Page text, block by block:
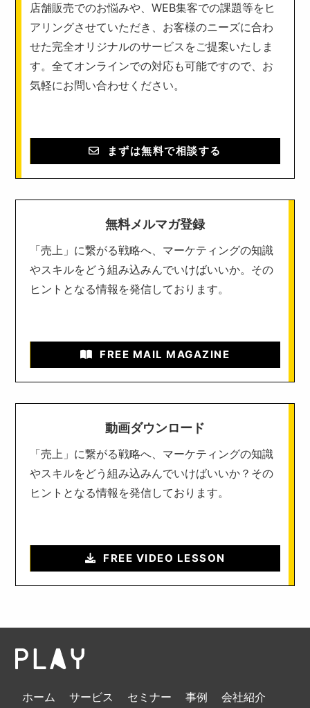
店舗販売でのお悩みや、WEB集客での課題等をヒ
アリングさせていただき、お客様のニーズに合わ
せた完全オリジナルのサービスをご提案いたしま
す。全てオンラインでの対応も可能ですので、お
気軽にお問い合わせください。
まずは無料で相談する
無料メルマガ登録
「売上」に繋がる戦略へ、マーケティングの知識
やスキルをどう組み込みんでいけばいいか。その
ヒントとなる情報を発信しております。
FREE MAIL MAGAZINE
動画ダウンロード
「売上」に繋がる戦略へ、マーケティングの知識
やスキルをどう組み込みんでいけばいいか？その
ヒントとなる情報を発信しております。
FREE VIDEO LESSON
ホーム サービス セミナー 事例 会社紹介